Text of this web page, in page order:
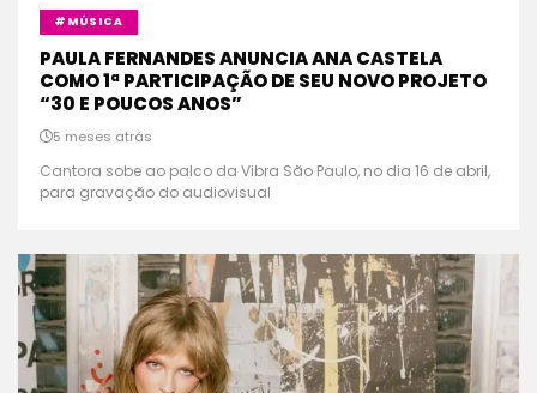
#MÚSICA
PAULA FERNANDES ANUNCIA ANA CASTELA
COMO 1ª PARTICIPAÇÃO DE SEU NOVO PROJETO
“30 E POUCOS ANOS”
5 meses atrás
Cantora sobe ao palco da Vibra São Paulo, no dia 16 de abril,
para gravação do audiovisual